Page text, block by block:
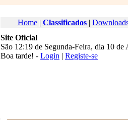
Home| Classificados|
Site Oficial
São 12:19 de Segunda-Feira, dia 10 de
Boa tarde! - Login | Registe-se